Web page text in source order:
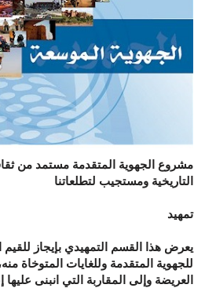
مشروع الجهوية المتقدمة مستمد من
التاريخية ومستجيب لتطلعاتنا
تمهيد
يعرض هذا القسم التمهيدي بإيجاز
للجهوية المتقدمة وللغايات المتوخاة
العريضة وإلى المقاربة التي انبنى عليها